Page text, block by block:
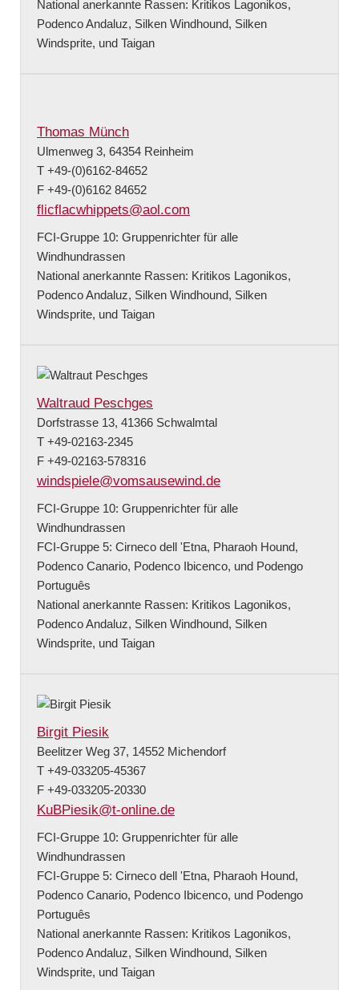
National anerkannte Rassen: Kritikos Lagonikos,
Podenco Andaluz, Silken Windhound, Silken
Windsprite, und Taigan
Thomas Münch
Ulmenweg 3, 64354 Reinheim
T +49-(0)6162-84652
F +49-(0)6162 84652
flicflacwhippets@aol.com
FCI-Gruppe 10: Gruppenrichter für alle
Windhundrassen
National anerkannte Rassen: Kritikos Lagonikos,
Podenco Andaluz, Silken Windhound, Silken
Windsprite, und Taigan
Waltraud Peschges
Dorfstrasse 13, 41366 Schwalmtal
T +49-02163-2345
F +49-02163-578316
windspiele@vomsausewind.de
FCI-Gruppe 10: Gruppenrichter für alle
Windhundrassen
FCI-Gruppe 5: Cirneco dell 'Etna, Pharaoh Hound,
Podenco Canario, Podenco Ibicenco, und Podengo
Português
National anerkannte Rassen: Kritikos Lagonikos,
Podenco Andaluz, Silken Windhound, Silken
Windsprite, und Taigan
Birgit Piesik
Beelitzer Weg 37, 14552 Michendorf
T +49-033205-45367
F +49-033205-20330
KuBPiesik@t-online.de
FCI-Gruppe 10: Gruppenrichter für alle
Windhundrassen
FCI-Gruppe 5: Cirneco dell 'Etna, Pharaoh Hound,
Podenco Canario, Podenco Ibicenco, und Podengo
Português
National anerkannte Rassen: Kritikos Lagonikos,
Podenco Andaluz, Silken Windhound, Silken
Windsprite, und Taigan